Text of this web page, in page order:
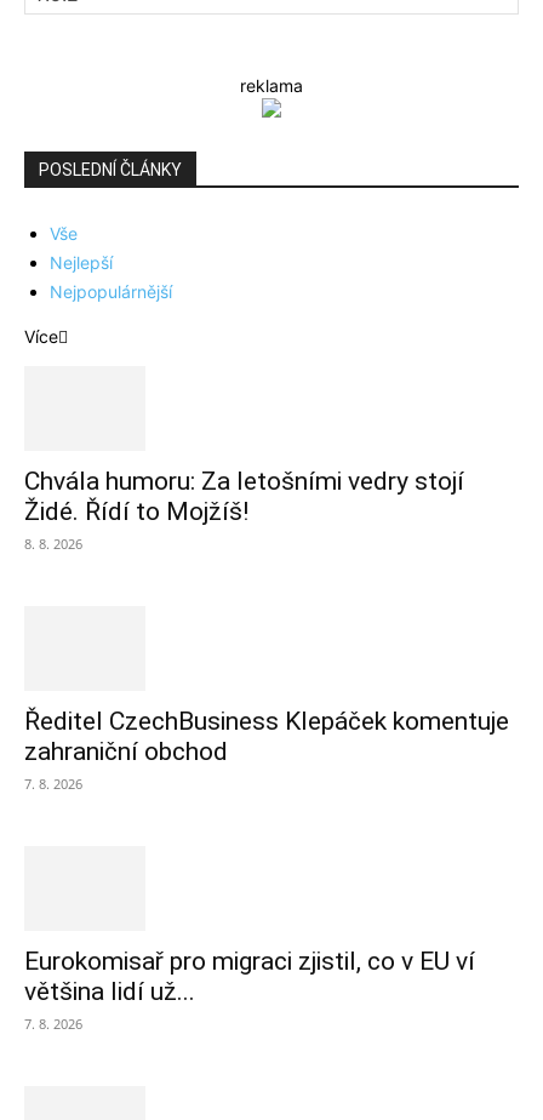
reklama
POSLEDNÍ ČLÁNKY
Vše
Nejlepší
Nejpopulárnější
Více
Chvála humoru: Za letošními vedry stojí
Židé. Řídí to Mojžíš!
8. 8. 2026
Ředitel CzechBusiness Klepáček komentuje
zahraniční obchod
7. 8. 2026
Eurokomisař pro migraci zjistil, co v EU ví
většina lidí už...
7. 8. 2026